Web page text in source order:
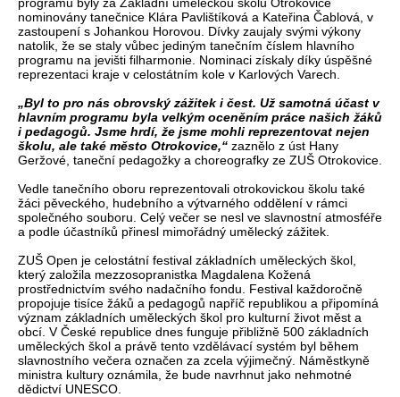
nominovány tanečnice Klára Pavlištíková a Kateřina Čablová, v
zastoupení s Johankou Horovou. Dívky zaujaly svými výkony
natolik, že se staly vůbec jediným tanečním číslem hlavního
programu na jevišti filharmonie. Nominaci získaly díky úspěšné
reprezentaci kraje v celostátním kole v Karlových Varech.
„Byl to pro nás obrovský zážitek i čest. Už samotná účast v
hlavním programu byla velkým oceněním práce našich žáků
i pedagogů. Jsme hrdí, že jsme mohli reprezentovat nejen
školu, ale také město Otrokovice,“ zaznělo z úst Hany
Geržové, taneční pedagožky a choreografky ze ZUŠ Otrokovice.
Vedle tanečního oboru reprezentovali otrokovickou školu také
žáci pěveckého, hudebního a výtvarného oddělení v rámci
společného souboru. Celý večer se nesl ve slavnostní atmosféře
a podle účastníků přinesl mimořádný umělecký zážitek.
ZUŠ Open je celostátní festival základních uměleckých škol,
který založila mezzosopranistka Magdalena Kožená
prostřednictvím svého nadačního fondu. Festival každoročně
propojuje tisíce žáků a pedagogů napříč republikou a připomíná
význam základních uměleckých škol pro kulturní život měst a
obcí. V České republice dnes funguje přibližně 500 základních
uměleckých škol a právě tento vzdělávací systém byl během
slavnostního večera označen za zcela výjimečný. Náměstkyně
ministra kultury oznámila, že bude navrhnut jako nehmotné
dědictví UNESCO.